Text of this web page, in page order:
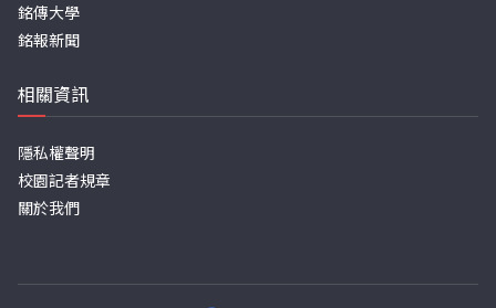
銘傳大學
銘報新聞
相關資訊
隱私權聲明
校園記者規章
關於我們